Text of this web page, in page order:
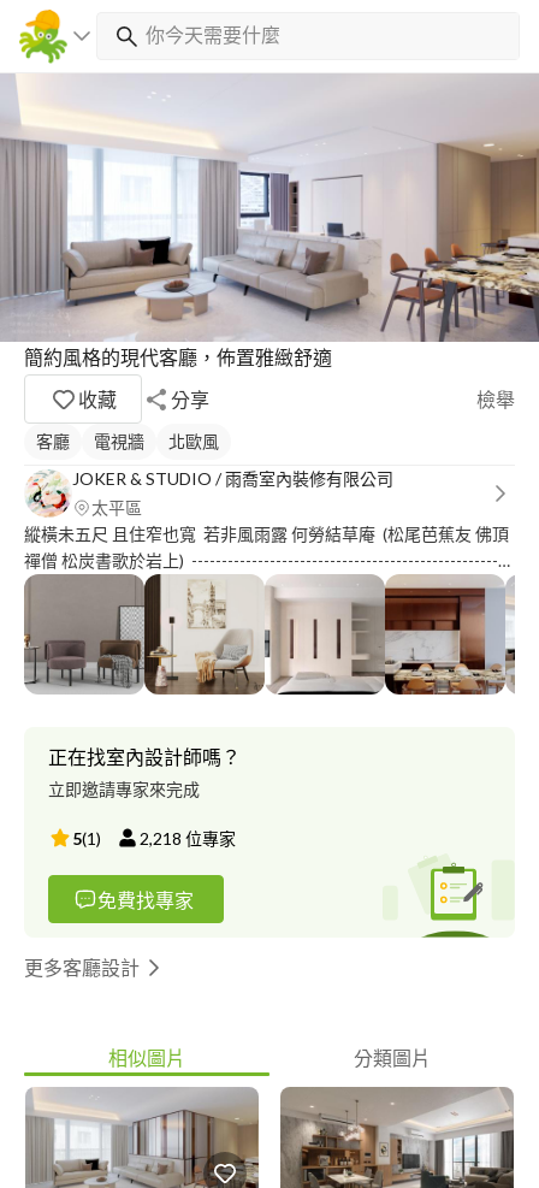
簡約風格的現代客廳，佈置雅緻舒適
收藏
分享 檢舉
客廳 電視牆
北歐風
JOKER & STUDIO / 雨喬室內裝修有限公司
太平區
縱橫未五尺 且住窄也寬 若非風雨露 何勞結草庵 (松尾芭蕉友 佛頂
禪僧 松炭書歌於岩上) -----------------------------------------------------
- 人與空間的對話，形塑生活的框景。 從居家生活到工作場合、
休閒娛樂，在在需要適切而貼心的安排。 一個個巧妙的佈置與設
計，隨著機能與需求而生，導演著生活的節奏與舒適感。 真心希
望打造美好的環境，懂得將生活粹鍊，融入個人特質，藉由空間的
安排展現個人的自信與品味， 經由這個過程，獲致良好的經驗，
正在找室內設計師嗎？
立即邀請專家來完成
5(1) 2,218 位專家
免費找專家
更多客廳設計
相似圖片 分類圖片